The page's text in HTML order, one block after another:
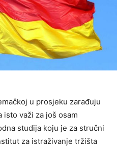
u prosjeku zarađuju
isto važi za još osam
studija koju je za stručni
za istraživanje tržišta